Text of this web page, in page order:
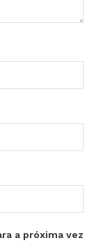
a próxima vez